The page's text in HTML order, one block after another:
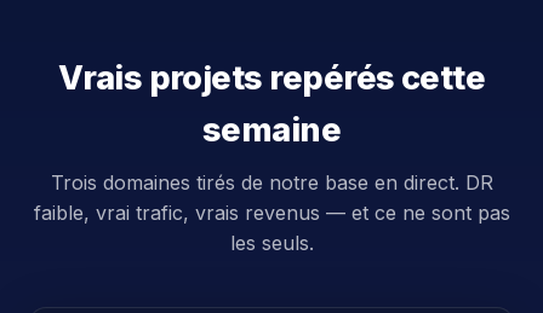
Vrais projets repérés cette
semaine
Trois domaines tirés de notre base en direct. DR
faible, vrai trafic, vrais revenus — et ce ne sont pas
les seuls.